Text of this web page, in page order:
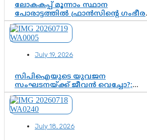
ലോകകപ്പ് മൂന്നാം സ്ഥാന
പോരാട്ടത്തിൽ ഫ്രാൻസിന്റെ ഗംഭീര
തിരിച്ചുവരവ്; ഗോൾവേട്ടയിൽ
മെസ്സിയെ മറികടന്ന് എംബാപ്പെ
July 19, 2026
സിപിഐയുടെ യുവജന
സംഘടനയ്ക്ക് ജീവൻ വെച്ചോ?;
ജിസ്മോന്റെ വിമർശനം രാഷ്ട്രീയ
ഇരട്ടത്താപ്പെന്ന് ചർച്ച
July 18, 2026